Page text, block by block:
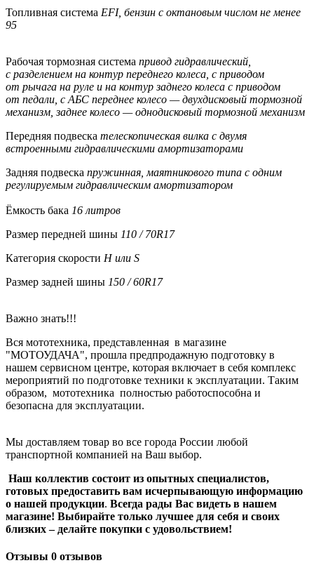
Топливная система EFI, бензин с октановым числом не менее
95
Рабочая тормозная система привод гидравлический,
с разделением на контур переднего колеса, с приводом
от рычага на руле и на контур заднего колеса с приводом
от педали, с АБС переднее колесо — двухдисковый тормозной
механизм, заднее колесо — однодисковый тормозной механизм
Передняя подвеска телескопическая вилка с двумя
встроенными гидравлическими амортизаторами
Задняя подвеска пружинная, маятникового типа с одним
регулируемым гидравлическим амортизатором
Ёмкость бака 16 литров
Размер передней шины 110 / 70R17
Категория скорости H или S
Размер задней шины 150 / 60R17
Важно знать!!!
Вся мототехника, представленная в магазине
"МОТОУДАЧА", прошла предпродажную подготовку в
нашем сервисном центре, которая включает в себя комплекс
мероприятий по подготовке техники к эксплуатации. Таким
образом, мототехника полностью работоспособна и
безопасна для эксплуатации.
Мы доставляем товар во все города России любой
транспортной компанией на Ваш выбор.
Наш коллектив состоит из опытных специалистов,
готовых предоставить вам исчерпывающую информацию
о нашей продукции. Всегда рады Вас видеть в нашем
магазине! Выбирайте только лучшее для себя и своих
близких – делайте покупки с удовольствием!
Отзывы 0 отзывов